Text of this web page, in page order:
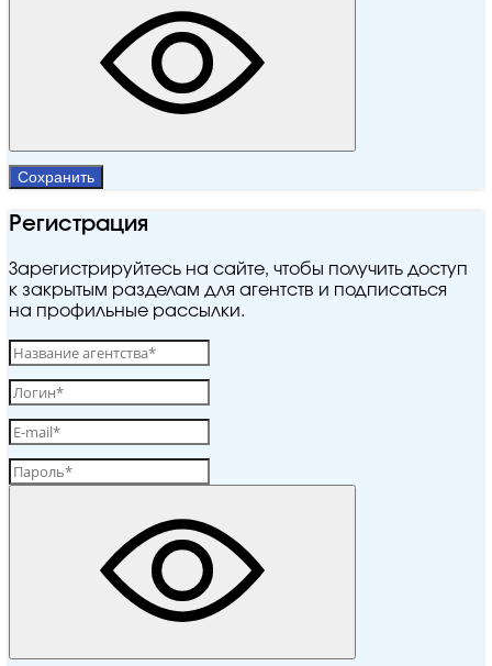
Сохранить
Регистрация
Зарегистрируйтесь на сайте, чтобы получить доступ
к закрытым разделам для агентств и подписаться
на профильные рассылки.